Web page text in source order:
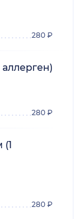
280 ₽
280 ₽
280 ₽